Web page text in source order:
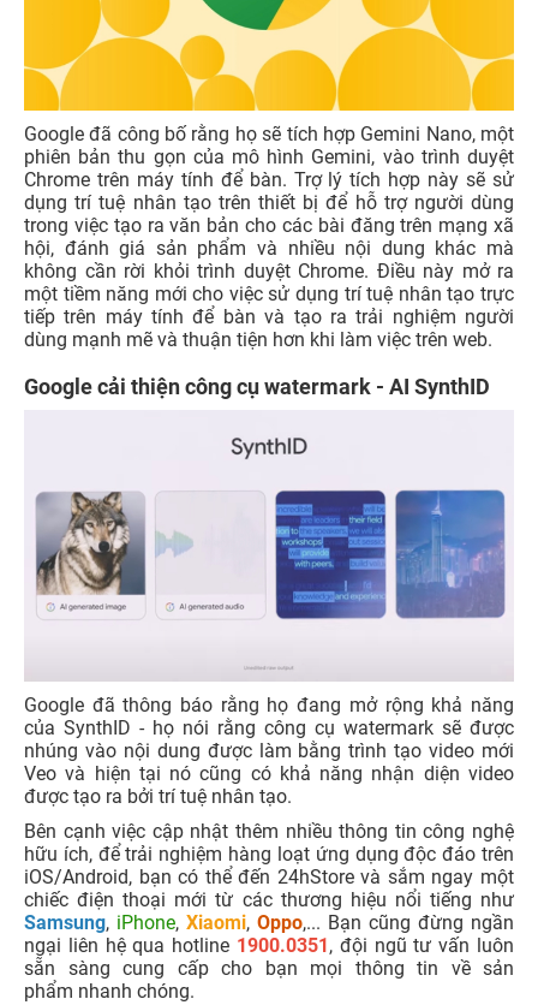
Google đã công bố rằng họ sẽ tích hợp Gemini Nano, một
phiên bản thu gọn của mô hình Gemini, vào trình duyệt
Chrome trên máy tính để bàn. Trợ lý tích hợp này sẽ sử
dụng trí tuệ nhân tạo trên thiết bị để hỗ trợ người dùng
trong việc tạo ra văn bản cho các bài đăng trên mạng xã
hội, đánh giá sản phẩm và nhiều nội dung khác mà
không cần rời khỏi trình duyệt Chrome. Điều này mở ra
một tiềm năng mới cho việc sử dụng trí tuệ nhân tạo trực
tiếp trên máy tính để bàn và tạo ra trải nghiệm người
dùng mạnh mẽ và thuận tiện hơn khi làm việc trên web.
Google cải thiện công cụ watermark - AI SynthID
Google đã thông báo rằng họ đang mở rộng khả năng
của SynthID - họ nói rằng công cụ watermark sẽ được
nhúng vào nội dung được làm bằng trình tạo video mới
Veo và hiện tại nó cũng có khả năng nhận diện video
được tạo ra bởi trí tuệ nhân tạo.
Bên cạnh việc cập nhật thêm nhiều thông tin công nghệ
hữu ích, để trải nghiệm hàng loạt ứng dụng độc đáo trên
iOS/Android, bạn có thể đến 24hStore và sắm ngay một
chiếc điện thoại mới từ các thương hiệu nổi tiếng như
Samsung, iPhone, Xiaomi, Oppo,... Bạn cũng đừng ngần
ngại liên hệ qua hotline 1900.0351 , đội ngũ tư vấn luôn
sẵn sàng cung cấp cho bạn mọi thông tin về sản
phẩm nhanh chóng.